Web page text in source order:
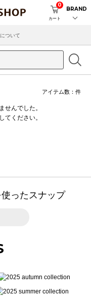
カート
0
BRAND
ついて
アイテム数： 件
せんでした。
てください。
ったスナップ